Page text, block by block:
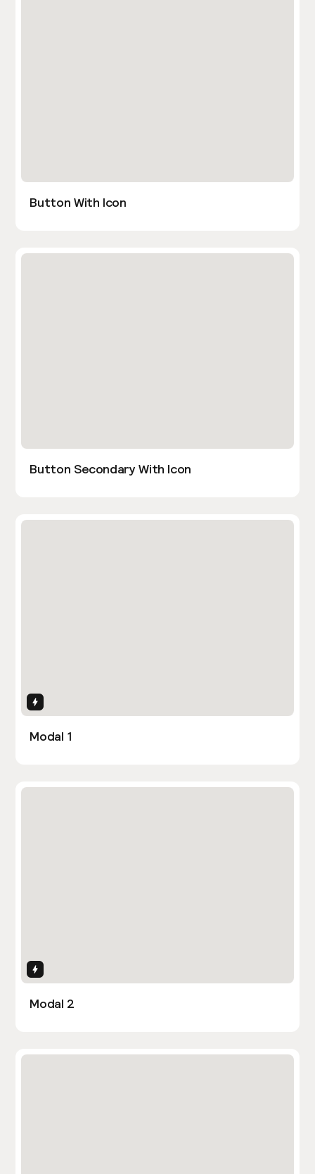
Button With Icon
Button Secondary With Icon
Modal 1
Modal 2